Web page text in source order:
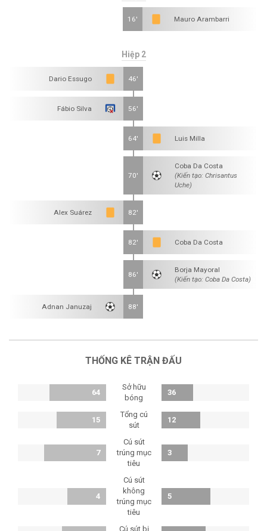
16' Mauro Arambarri
Hiệp 2
Dario Essugo 46'
Fábio Silva 56'
64' Luis Milla
70'
Coba Da Costa
(Kiến tạo: Chrisantus
Uche)
Alex Suárez 82'
82' Coba Da Costa
86'
Borja Mayoral
(Kiến tạo: Coba Da Costa)
Adnan Januzaj 88'
THỐNG KÊ TRẬN ĐẤU
64
Sở hữu
bóng
36
15
Tổng cú
sút
12
7
Cú sút
trúng mục
tiêu
3
4
Cú sút
không
trúng mục
tiêu
5
Cú sút bị